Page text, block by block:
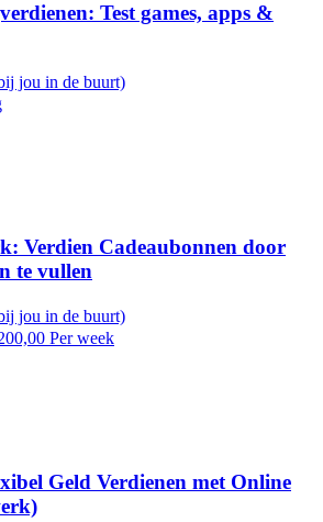
Test games, apps &
jou in de buurt)
Verdien Cadeaubonnen door
te vullen
jou in de buurt)
Per week
Geld Verdienen met Online